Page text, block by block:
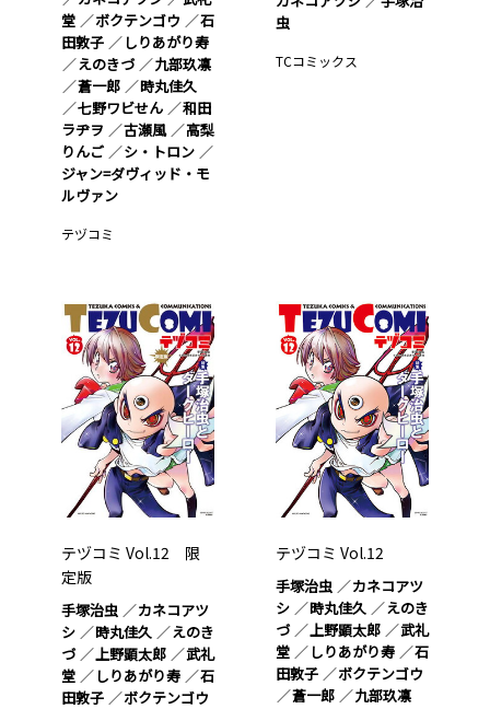
堂
ボクテンゴウ
石
田敦子
しりあがり寿
えのきづ
九部玖凛
蒼一郎
時丸佳久
七野ワビせん
和田
ラヂヲ
古瀬風
高梨
りんご
シ・トロン
ジャン=ダヴィッド・モ
ルヴァン
テヅコミ
虫
TCコミックス
テヅコミ Vol.12 限
定版
手塚治虫
カネコアツ
シ
時丸佳久
えのき
づ
上野顕太郎
武礼
堂
しりあがり寿
石
田敦子
ボクテンゴウ
テヅコミ Vol.12
手塚治虫
カネコアツ
シ
時丸佳久
えのき
づ
上野顕太郎
武礼
堂
しりあがり寿
石
田敦子
ボクテンゴウ
蒼一郎
九部玖凛